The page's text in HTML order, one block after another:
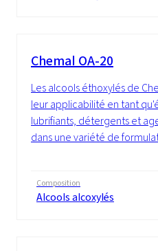
Chemal OA-20
Les alcools éthoxylés de
leur applicabilité en tant
lubrifiants, détergents et
dans une variété de
Composition
Alcools alcoxylés